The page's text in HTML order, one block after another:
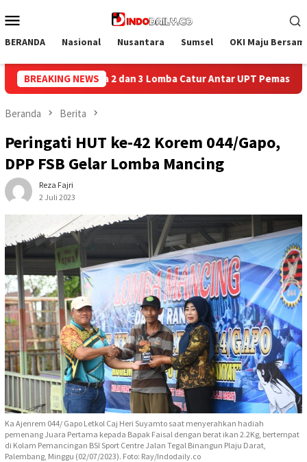
ke
Mobile
BERANDA Nasional Nusantara Sumsel OKI Maju
BREAKING NEWS
UPT Pemasyarakatan se-Palembang Raya
Beranda Berita
Peringati HUT ke-42 Korem 044/Gapo,
DPP FSB Gelar Lomba Mancing
Reza Fajri
2 Juli 2023
Ka Ajenrem 044/ Gapo Letkol Caj Heri Suyamto saat menyerahkan hadiah
pemenang Juara Pertama kepada Bapak Faisal dengan berat ikan 2.2Kg, bertempat
di Kolam Pemancingan BSI Sport Centre Jalan Tegal Binangun Plaju Darat,
Palembang, Minggu (02/07/2023). Foto: Ray/Indodaily.co